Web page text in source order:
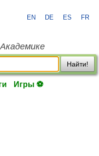
EN DE ES FR
Найти!
Игры ⚽